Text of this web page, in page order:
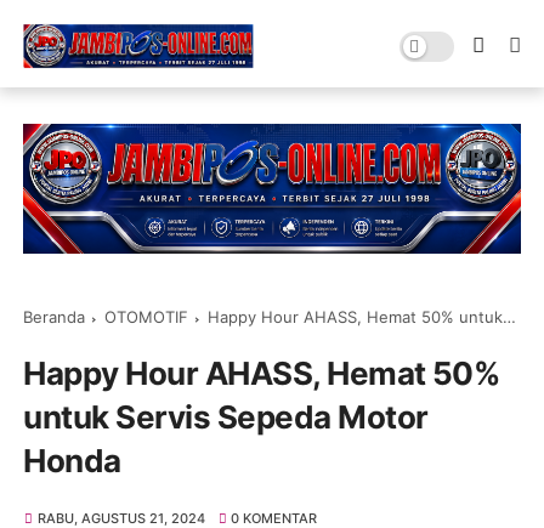
Beranda OTOMOTIF Happy Hour AHASS, Hemat 50% untuk Servis Sepeda Motor Honda
Happy Hour AHASS, Hemat 50%
untuk Servis Sepeda Motor
Honda
RABU, AGUSTUS 21, 2024 0 KOMENTAR